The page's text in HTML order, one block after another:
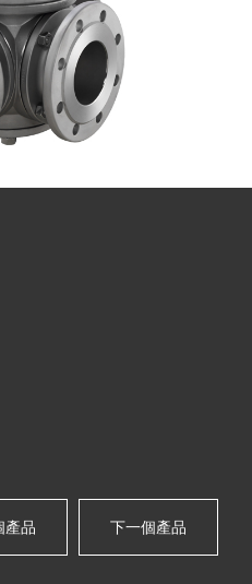
產品 下一個產品